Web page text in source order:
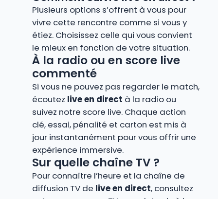
Plusieurs options s’offrent à vous pour
vivre cette rencontre comme si vous y
étiez. Choisissez celle qui vous convient
le mieux en fonction de votre situation.
À la radio ou en score live
commenté
Si vous ne pouvez pas regarder le match,
écoutez live en direct à la radio ou
suivez notre score live. Chaque action
clé, essai, pénalité et carton est mis à
jour instantanément pour vous offrir une
expérience immersive.
Sur quelle chaîne TV ?
Pour connaître l’heure et la chaîne de
diffusion TV de live en direct, consultez